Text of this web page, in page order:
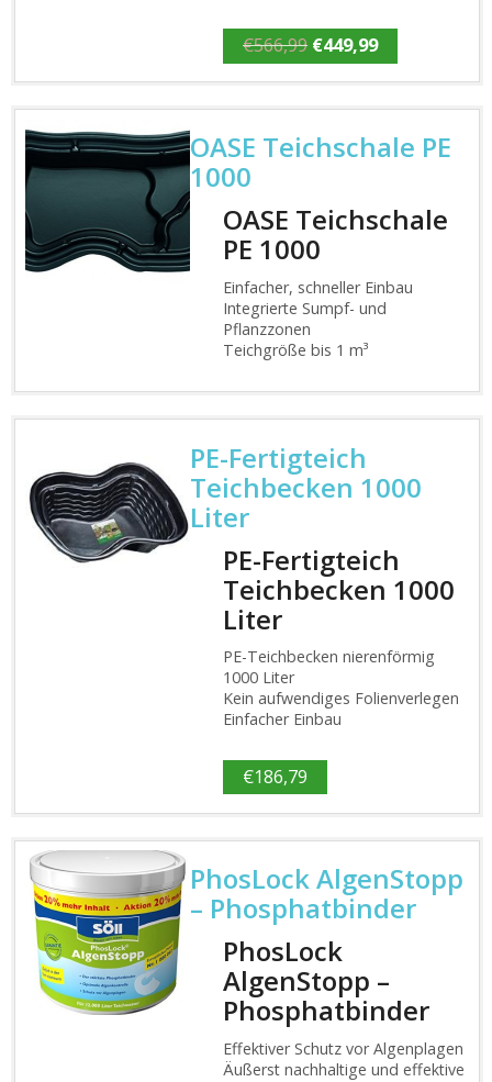
€566,99 Ursprünglicher
Preis
war:
€449,99Aktueller
Preis
ist:
OASE Teichschale PE
1000
OASE Teichschale
PE 1000
Einfacher, schneller Einbau
Integrierte Sumpf- und
Pflanzzonen
Teichgröße bis 1 m³
PE-Fertigteich
Teichbecken 1000
Liter
PE-Fertigteich
Teichbecken 1000
Liter
PE-Teichbecken nierenförmig
1000 Liter
Kein aufwendiges Folienverlegen
Einfacher Einbau
€186,79
PhosLock AlgenStopp
– Phosphatbinder
PhosLock
AlgenStopp –
Phosphatbinder
Effektiver Schutz vor Algenplagen
Äußerst nachhaltige und effektive